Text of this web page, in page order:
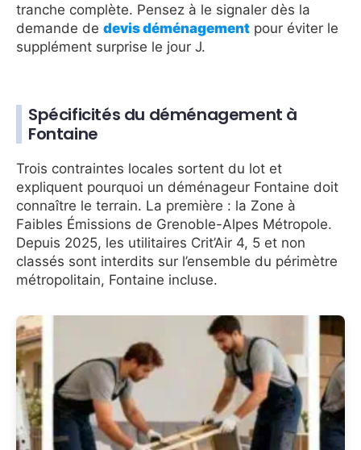
tranche complète. Pensez à le signaler dès la
demande de devis déménagement pour éviter le
supplément surprise le jour J.
Spécificités du déménagement à
Fontaine
Trois contraintes locales sortent du lot et
expliquent pourquoi un déménageur Fontaine doit
connaître le terrain. La première : la Zone à
Faibles Émissions de Grenoble-Alpes Métropole.
Depuis 2025, les utilitaires Crit’Air 4, 5 et non
classés sont interdits sur l’ensemble du périmètre
métropolitain, Fontaine incluse.